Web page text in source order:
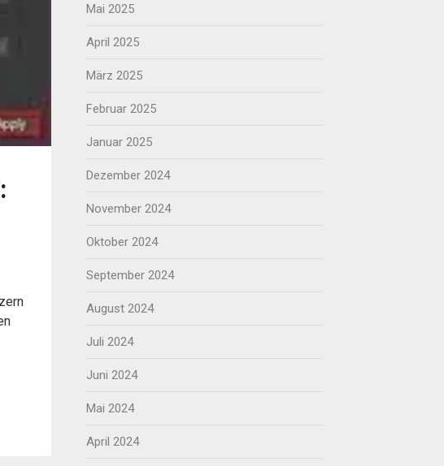
Mai 2025
April 2025
März 2025
Februar 2025
Januar 2025
Dezember 2024
November 2024
Oktober 2024
September 2024
August 2024
Juli 2024
Juni 2024
Mai 2024
April 2024